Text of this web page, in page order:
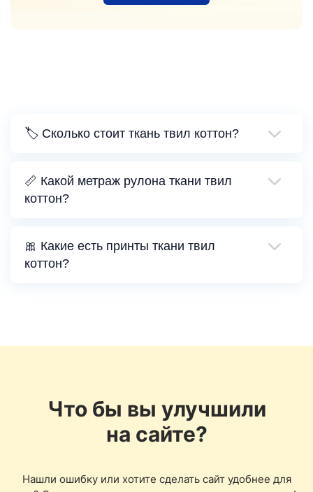
🏷️ Сколько стоит ткань твил коттон?
📏 Какой метраж рулона ткани твил
коттон?
🎀 Какие есть принты ткани твил
коттон?
Что бы вы улучшили
на сайте?
Нашли ошибку или хотите сделать сайт удобнее для